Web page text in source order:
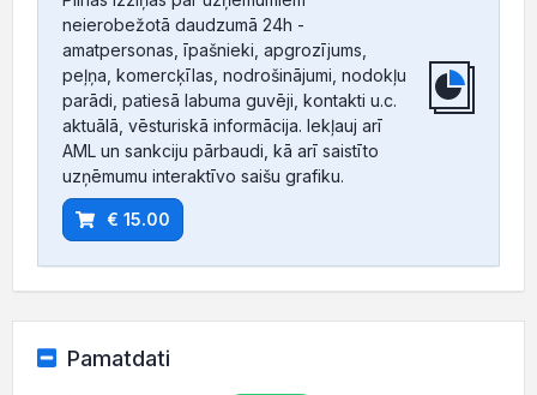
neierobežotā daudzumā 24h -
amatpersonas, īpašnieki, apgrozījums,
peļņa, komercķīlas, nodrošinājumi, nodokļu
parādi, patiesā labuma guvēji, kontakti u.c.
aktuālā, vēsturiskā informācija. Iekļauj arī
AML un sankciju pārbaudi, kā arī saistīto
uzņēmumu interaktīvo saišu grafiku.
€ 15.00
Pamatdati